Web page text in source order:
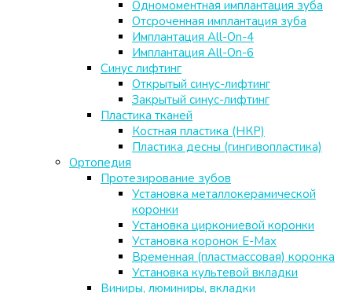
Одномоментная имплантация зуба
Отсроченная имплантация зуба
Имплантация All-On-4
Имплантация All-On-6
Синус лифтинг
Открытый синус-лифтинг
Закрытый синус-лифтинг
Пластика тканей
Костная пластика (НКР)
Пластика десны (гингивопластика)
Ортопедия
Протезирование зубов
Установка металлокерамической
коронки
Установка циркониевой коронки
Установка коронок E-Max
Временная (пластмассовая) коронка
Установка культевой вкладки
Виниры, люминиры, вкладки